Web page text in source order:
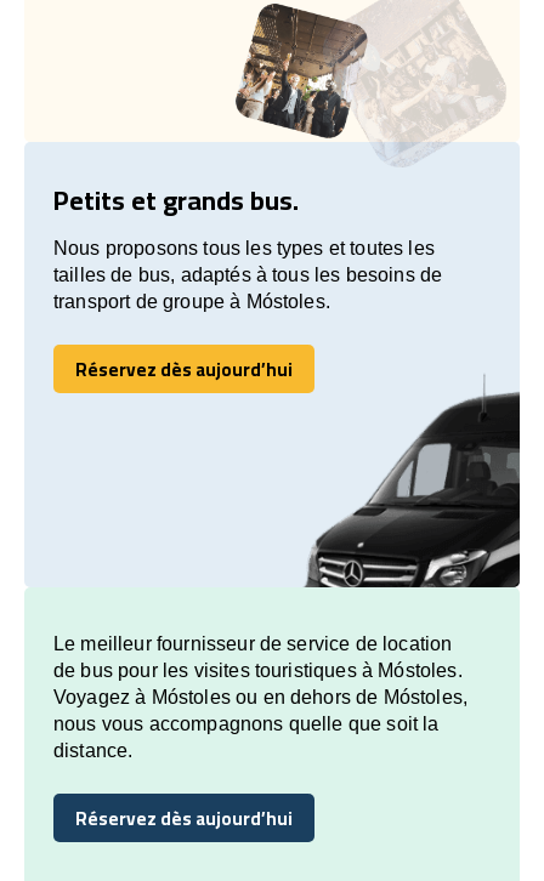
Petits et grands bus.
Nous proposons tous les types et toutes les
tailles de bus, adaptés à tous les besoins de
transport de groupe à Móstoles.
Réservez dès aujourd’hui
Réservez dès aujourd’hui
Le meilleur fournisseur de service de location
de bus pour les visites touristiques à Móstoles.
Voyagez à Móstoles ou en dehors de Móstoles,
nous vous accompagnons quelle que soit la
distance.
Réservez dès aujourd’hui
Réservez dès aujourd’hui